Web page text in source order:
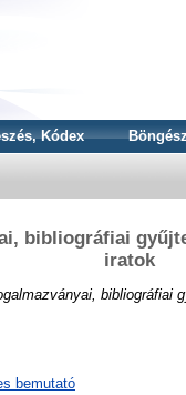
Kódex
bibliográfiai
iratok
bibliográfiai
bemutató